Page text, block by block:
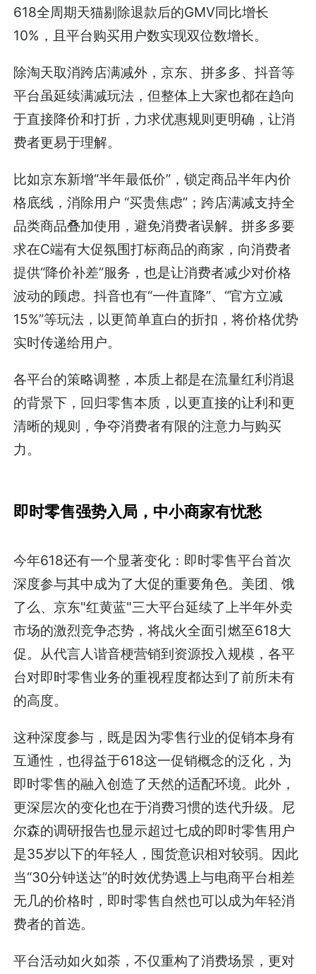
618全周期天猫剔除退款后的GMV同比增长
10%，且平台购买用户数实现双位数增长。
除淘天取消跨店满减外，京东、拼多多、抖音等
平台虽延续满减玩法，但整体上大家也都在趋向
于直接降价和打折，力求优惠规则更明确，让消
费者更易于理解。
比如京东新增“半年最低价”，锁定商品半年内价
格底线，消除用户 “买贵焦虑”；跨店满减支持全
品类商品叠加使用，避免消费者误解。拼多多要
求在C端有大促氛围打标商品的商家，向消费者
提供“降价补差”服务，也是让消费者减少对价格
波动的顾虑。抖音也有“一件直降”、“官方立减
15%”等玩法，以更简单直白的折扣，将价格优势
实时传递给用户。
各平台的策略调整，本质上都是在流量红利消退
的背景下，回归零售本质，以更直接的让利和更
清晰的规则，争夺消费者有限的注意力与购买
力。
即时零售强势入局，中小商家有忧愁
今年618还有一个显著变化：即时零售平台首次
深度参与其中成为了大促的重要角色。美团、饿
了么、京东"红黄蓝"三大平台延续了上半年外卖
市场的激烈竞争态势，将战火全面引燃至618大
促。从代言人谐音梗营销到资源投入规模，各平
台对即时零售业务的重视程度都达到了前所未有
的高度。
这种深度参与，既是因为零售行业的促销本身有
互通性，也得益于618这一促销概念的泛化，为
即时零售的融入创造了天然的适配环境。此外，
更深层次的变化也在于消费习惯的迭代升级。尼
尔森的调研报告也显示超过七成的即时零售用户
是35岁以下的年轻人，囤货意识相对较弱。因此
当“30分钟送达”的时效优势遇上与电商平台相差
无几的价格时，即时零售自然也可以成为年轻消
费者的首选。
平台活动如火如荼，不仅重构了消费场景，更对